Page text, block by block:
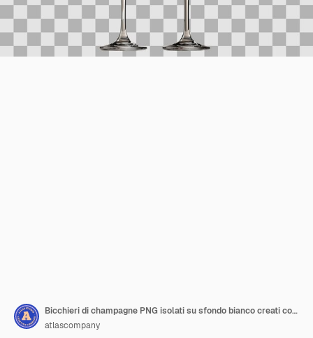
Bicchieri di champagne PNG isolati su sfondo bianco creati con la tecnologia Generative AI
atlascompany